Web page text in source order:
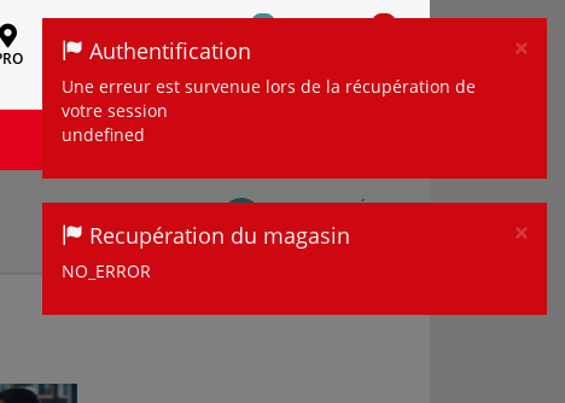
MONCOMPTE
0
COMPARER
PANIER
MULTIMÉDIA ET
TOUS LES DÉTAILS
Sur mon magasin
×
Authentification
Une erreur est survenue lors de la récupération de
votre session
undefined
×
Recupération du magasin
NO_ERROR